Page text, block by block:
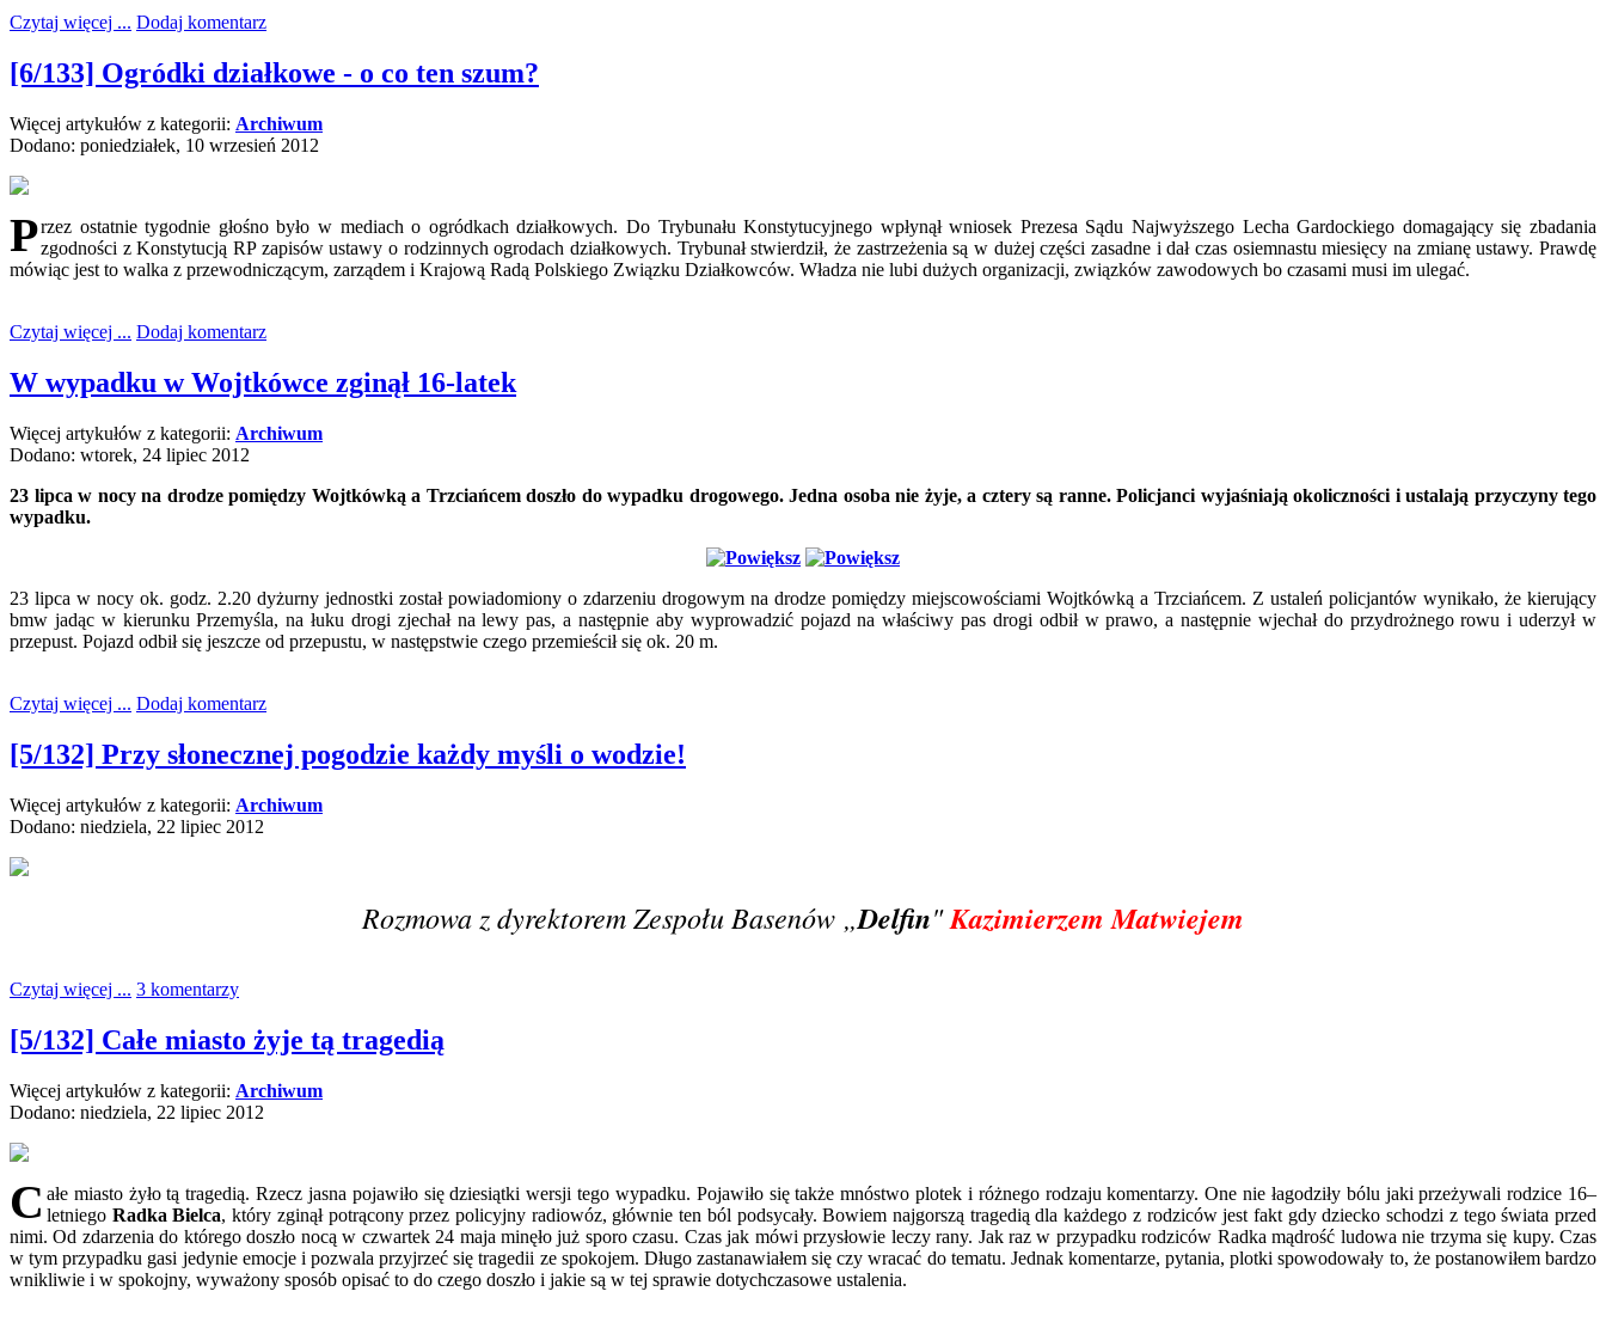
Czytaj więcej ... Dodaj komentarz
[6/133] Ogródki działkowe - o co ten szum?
Więcej artykułów z kategorii: Archiwum
Dodano: poniedziałek, 10 wrzesień 2012
Przez ostatnie tygodnie głośno było w mediach o ogródkach działkowych. Do Trybunału Konstytucyjnego wpłynął wniosek Prezesa Sądu Najwyższego Lecha Gardockiego domagający się zbadania
zgodności z Konstytucją RP zapisów ustawy o rodzinnych ogrodach działkowych. Trybunał stwierdził, że zastrzeżenia są w dużej części zasadne i dał czas osiemnastu miesięcy na zmianę ustawy. Prawdę
mówiąc jest to walka z przewodniczącym, zarządem i Krajową Radą Polskiego Związku Działkowców. Władza nie lubi dużych organizacji, związków zawodowych bo czasami musi im ulegać.
Czytaj więcej ... Dodaj komentarz
W wypadku w Wojtkówce zginął 16-latek
Więcej artykułów z kategorii: Archiwum
Dodano: wtorek, 24 lipiec 2012
23 lipca w nocy na drodze pomiędzy Wojtkówką a Trzciańcem doszło do wypadku drogowego. Jedna osoba nie żyje, a cztery są ranne. Policjanci wyjaśniają okoliczności i ustalają przyczyny tego
wypadku.
23 lipca w nocy ok. godz. 2.20 dyżurny jednostki został powiadomiony o zdarzeniu drogowym na drodze pomiędzy miejscowościami Wojtkówką a Trzciańcem. Z ustaleń policjantów wynikało, że kierujący
bmw jadąc w kierunku Przemyśla, na łuku drogi zjechał na lewy pas, a następnie aby wyprowadzić pojazd na właściwy pas drogi odbił w prawo, a następnie wjechał do przydrożnego rowu i uderzył w
przepust. Pojazd odbił się jeszcze od przepustu, w następstwie czego przemieścił się ok. 20 m.
Czytaj więcej ... Dodaj komentarz
[5/132] Przy słonecznej pogodzie każdy myśli o wodzie!
Więcej artykułów z kategorii: Archiwum
Dodano: niedziela, 22 lipiec 2012
Rozmowa z dyrektorem Zespołu Basenów „Delfin"Kazimierzem Matwiejem
Czytaj więcej ... 3 komentarzy
[5/132] Całe miasto żyje tą tragedią
Więcej artykułów z kategorii: Archiwum
Dodano: niedziela, 22 lipiec 2012
C ałe miasto żyło tą tragedią. Rzecz jasna pojawiło się dziesiątki wersji tego wypadku. Pojawiło się także mnóstwo plotek i różnego rodzaju komentarzy. One nie łagodziły bólu jaki przeżywali rodzice 16–
letniego Radka Bielca, który zginął potrącony przez policyjny radiowóz, głównie ten ból podsycały. Bowiem najgorszą tragedią dla każdego z rodziców jest fakt gdy dziecko schodzi z tego świata przed
nimi. Od zdarzenia do którego doszło nocą w czwartek 24 maja minęło już sporo czasu. Czas jak mówi przysłowie leczy rany. Jak raz w przypadku rodziców Radka mądrość ludowa nie trzyma się kupy. Czas
w tym przypadku gasi jedynie emocje i pozwala przyjrzeć się tragedii ze spokojem. Długo zastanawiałem się czy wracać do tematu. Jednak komentarze, pytania, plotki spowodowały to, że postanowiłem bardzo
wnikliwie i w spokojny, wyważony sposób opisać to do czego doszło i jakie są w tej sprawie dotychczasowe ustalenia.